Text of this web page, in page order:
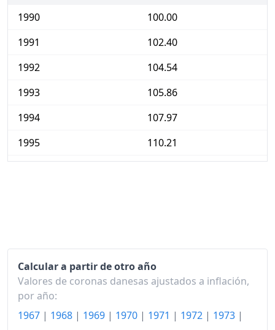
1990
100.00
1991
102.40
1992
104.54
1993
105.86
1994
107.97
1995
110.21
2000
123.55
2001
2002
129.57
Calcular a partir de otro año
Valores de coronas danesas ajustados a inflación,
por año:
1967 | 1968 | 1969 | 1970 | 1971 | 1972 | 1973 |